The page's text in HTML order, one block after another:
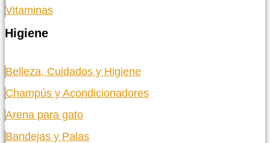
Vitaminas
Higiene
Belleza, Cuidados y Higiene
Champús y Acondicionadores
Arena para gato
Bandejas y Palas